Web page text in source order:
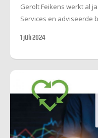
Gerolt Feikens werkt al
Services en adviseerde
dit artikel vanuit zijn
meerdere tools,
tools helpen ons om
werken en door te
hun besluitvorming.’
1 juli 2024